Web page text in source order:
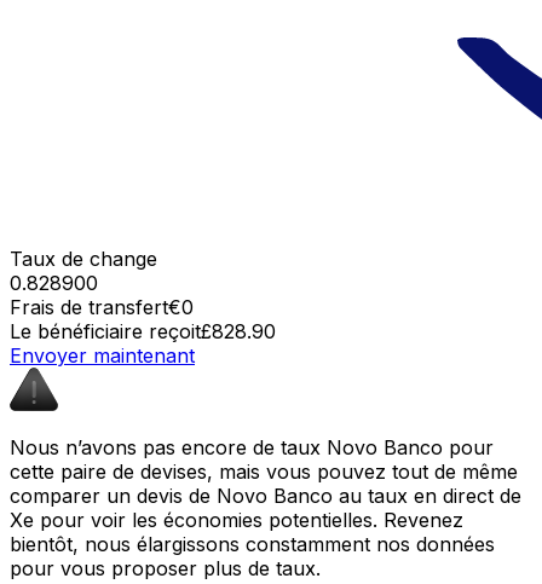
Taux de change
0.828900
Frais de transfert€0
Le bénéficiaire reçoit£828.90
Envoyer maintenant
Nous n’avons pas encore de taux Novo Banco pour
cette paire de devises, mais vous pouvez tout de même
comparer un devis de Novo Banco au taux en direct de
Xe pour voir les économies potentielles. Revenez
bientôt, nous élargissons constamment nos données
pour vous proposer plus de taux.